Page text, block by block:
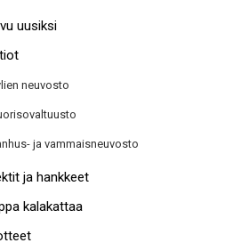
uusiksi
neuvosto
ja vammaisneuvosto
ja hankkeet
kalakattaa